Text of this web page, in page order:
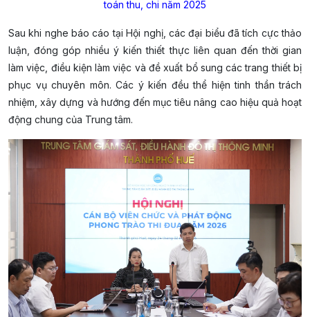
toán thu, chi năm 2025
Sau khi nghe báo cáo tại Hội nghị, các đại biểu đã tích cực thảo
luận, đóng góp nhiều ý kiến thiết thực liên quan đến thời gian
làm việc, điều kiện làm việc và đề xuất bổ sung các trang thiết bị
phục vụ chuyên môn. Các ý kiến đều thể hiện tinh thần trách
nhiệm, xây dựng và hướng đến mục tiêu nâng cao hiệu quả hoạt
động chung của Trung tâm.